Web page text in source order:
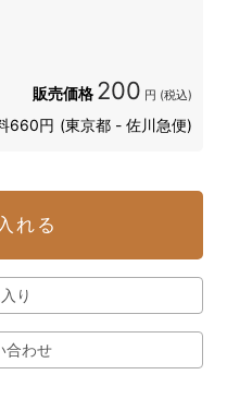
販売価格 200 円 (税込)
660円 (東京都 - 佐川急便)
れる
り
合わせ